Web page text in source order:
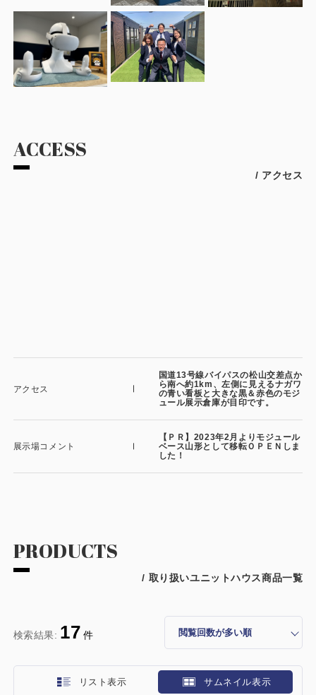
ACCESS
/ アクセス
アクセス
国道13号線バイパスの松山交差点か
ら南へ約1km、左側に見えるナガワ
の青い看板と大きな黒＆赤色のモジ
ュール展示倉庫が目印です。
展示場コメント
【ＰＲ】2023年2月よりモジュール
ベース山形として移転ＯＰＥＮしま
した！
PRODUCTS
/ 取り扱いユニットハウス商品一覧
検索結果: 17 件
リスト表示 サムネイル表示